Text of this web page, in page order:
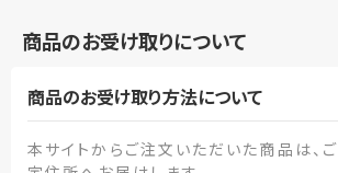
商品のお受け取りについて
商品のお受け取り方法について
本サイトからご注文いただいた商品は、